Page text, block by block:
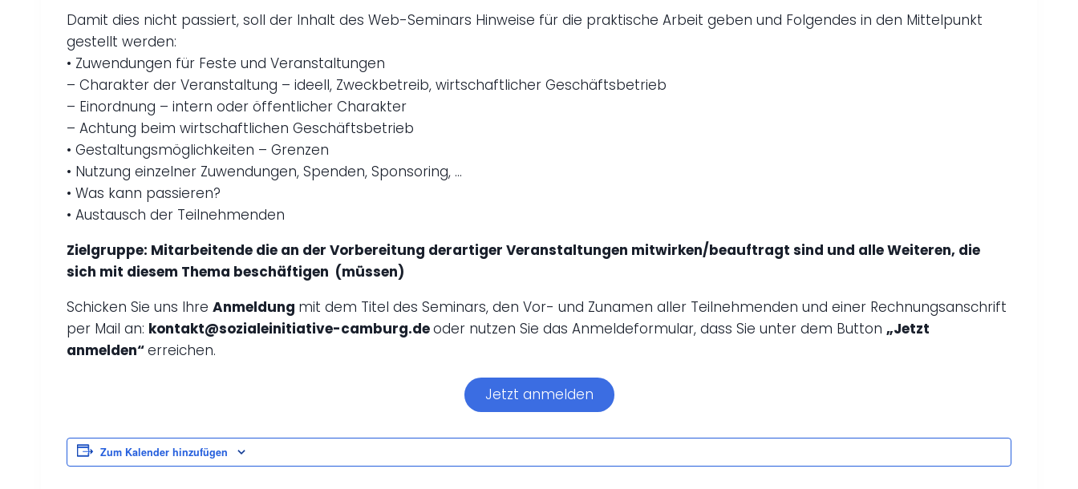
Damit dies nicht passiert, soll der Inhalt des Web-Seminars Hinweise für die praktische Arbeit geben und Folgendes in den Mittelpunkt
gestellt werden:
• Zuwendungen für Feste und Veranstaltungen
– Charakter der Veranstaltung – ideell, Zweckbetreib, wirtschaftlicher Geschäftsbetrieb
– Einordnung – intern oder öffentlicher Charakter
– Achtung beim wirtschaftlichen Geschäftsbetrieb
• Gestaltungsmöglichkeiten – Grenzen
• Nutzung einzelner Zuwendungen, Spenden, Sponsoring, …
• Was kann passieren?
• Austausch der Teilnehmenden
Zielgruppe: Mitarbeitende die an der Vorbereitung derartiger Veranstaltungen mitwirken/beauftragt sind und alle Weiteren, die
sich mit diesem Thema beschäftigen (müssen)
Schicken Sie uns Ihre Anmeldung mit dem Titel des Seminars, den Vor- und Zunamen aller Teilnehmenden und einer Rechnungsanschrift
per Mail an: kontakt@sozialeinitiative-camburg.deoder nutzen Sie das Anmeldeformular, dass Sie unter dem Button „Jetzt
anmelden“erreichen.
Jetzt anmelden
Zum Kalender hinzufügen